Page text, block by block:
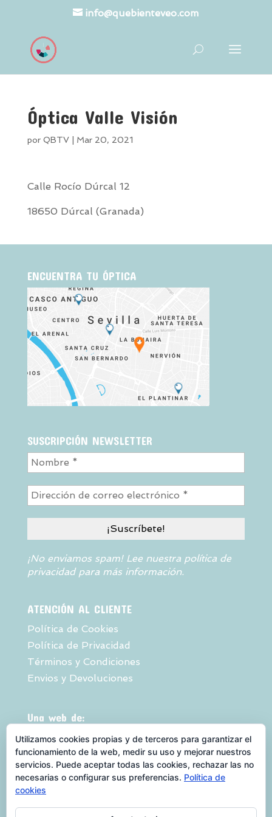
info@quebienteveo.com
Óptica Valle Visión
por QBTV| Mar 20, 2021
Calle Rocío Dúrcal 12
18650 Dúrcal (Granada)
ENCUENTRA TU ÓPTICA
SUSCRIPCIÓN NEWSLETTER
¡No enviamos spam! Lee nuestra política de
privacidadpara más información.
ATENCIÓN AL CLIENTE
Política de Cookies
Política de Privacidad
Términos y Condiciones
Envios y Devoluciones
Una web de:
Utilizamos cookies propias y de terceros para garantizar el
funcionamiento de la web, medir su uso y mejorar nuestros
servicios. Puede aceptar todas las cookies, rechazar las no
necesarias o configurar sus preferencias. Política de
cookies